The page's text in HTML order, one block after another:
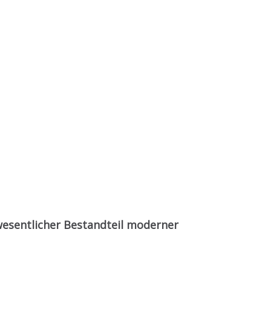
Bestandteil moderner